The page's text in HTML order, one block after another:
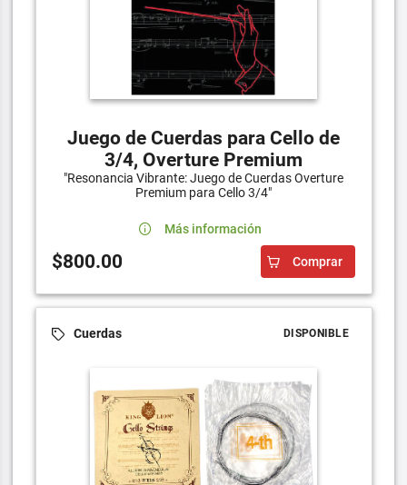
Juego de Cuerdas para Cello de
3/4, Overture Premium
"Resonancia Vibrante: Juego de Cuerdas Overture
Premium para Cello 3/4"
Más información
$800.00 Comprar
Cuerdas DISPONIBLE